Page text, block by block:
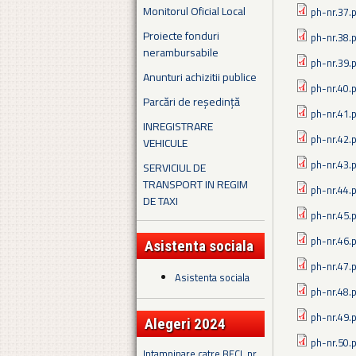
Monitorul Oficial Local
Proiecte fonduri
nerambursabile
Anunturi achizitii publice
Parcări de reședință
INREGISTRARE
VEHICULE
SERVICIUL DE
TRANSPORT IN REGIM
DE TAXI
Asistenta sociala
Asistenta sociala
Alegeri 2024
ph-
ph-
ph-
ph-
ph-
ph-
ph-
ph-
ph-
ph-
ph-
ph-
ph-
ph-